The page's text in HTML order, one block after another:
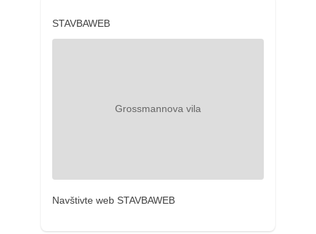
STAVBAWEB
Navštivte web STAVBAWEB